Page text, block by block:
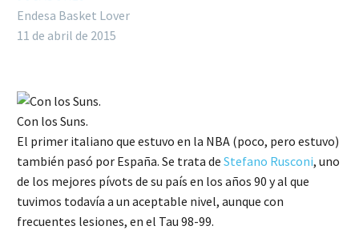
Endesa Basket Lover
11 de abril de 2015
Con los Suns.
El primer italiano que estuvo en la NBA (poco, pero estuvo)
también pasó por España. Se trata de Stefano Rusconi, uno
de los mejores pívots de su país en los años 90 y al que
tuvimos todavía a un aceptable nivel, aunque con
frecuentes lesiones, en el Tau 98-99.